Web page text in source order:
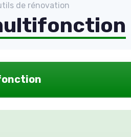
de rénovation